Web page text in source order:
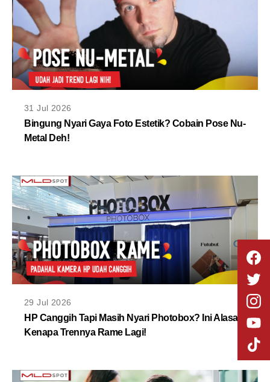
31 Jul 2026
Bingung Nyari Gaya Foto Estetik? Cobain Pose Nu-
Metal Deh!
29 Jul 2026
HP Canggih Tapi Masih Nyari Photobox? Ini Alasan
Kenapa Trennya Rame Lagi!